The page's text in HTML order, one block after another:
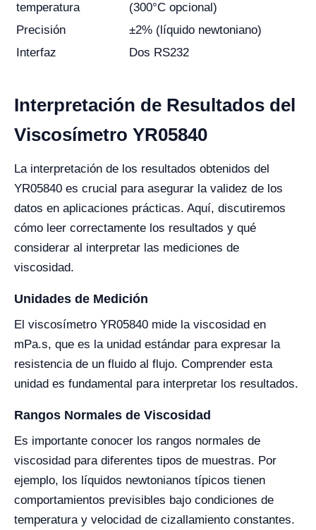
temperatura
(300°C opcional)
Precisión
±2% (líquido newtoniano)
Interfaz
Dos RS232
Interpretación de Resultados del
Viscosímetro YR05840
La interpretación de los resultados obtenidos del
YR05840 es crucial para asegurar la validez de los
datos en aplicaciones prácticas. Aquí, discutiremos
cómo leer correctamente los resultados y qué
considerar al interpretar las mediciones de
viscosidad.
Unidades de Medición
El viscosímetro YR05840 mide la viscosidad en
mPa.s, que es la unidad estándar para expresar la
resistencia de un fluido al flujo. Comprender esta
unidad es fundamental para interpretar los resultados.
Rangos Normales de Viscosidad
Es importante conocer los rangos normales de
viscosidad para diferentes tipos de muestras. Por
ejemplo, los líquidos newtonianos típicos tienen
comportamientos previsibles bajo condiciones de
temperatura y velocidad de cizallamiento constantes.